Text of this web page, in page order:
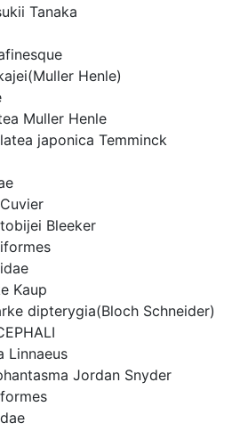
Tanaka
Henle)
Muller Henle
japonica Temminck
Bleeker
Kaup
dipterygia(Bloch Schneider)
Linnaeus
Jordan Snyder